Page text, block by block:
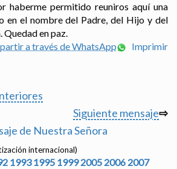
haberme permitido reuniros aquí una
en el nombre del Padre, del Hijo y del
Quedad en paz.
a través de WhatsApp
Imprimir
Siguiente mensaje⇨
de Nuestra Señora
internacional)
1993 1995 1999 2005 2006 2007